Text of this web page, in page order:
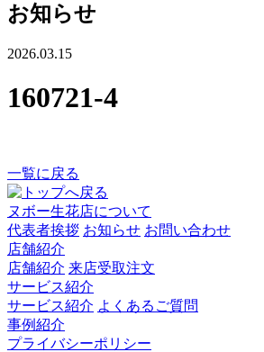
お知らせ
2026.03.15
160721-4
一覧に戻る
ヌボー生花店について
代表者挨拶 お知らせ お問い合わせ
店舗紹介
店舗紹介 来店受取注文
サービス紹介
サービス紹介 よくあるご質問
事例紹介
プライバシーポリシー